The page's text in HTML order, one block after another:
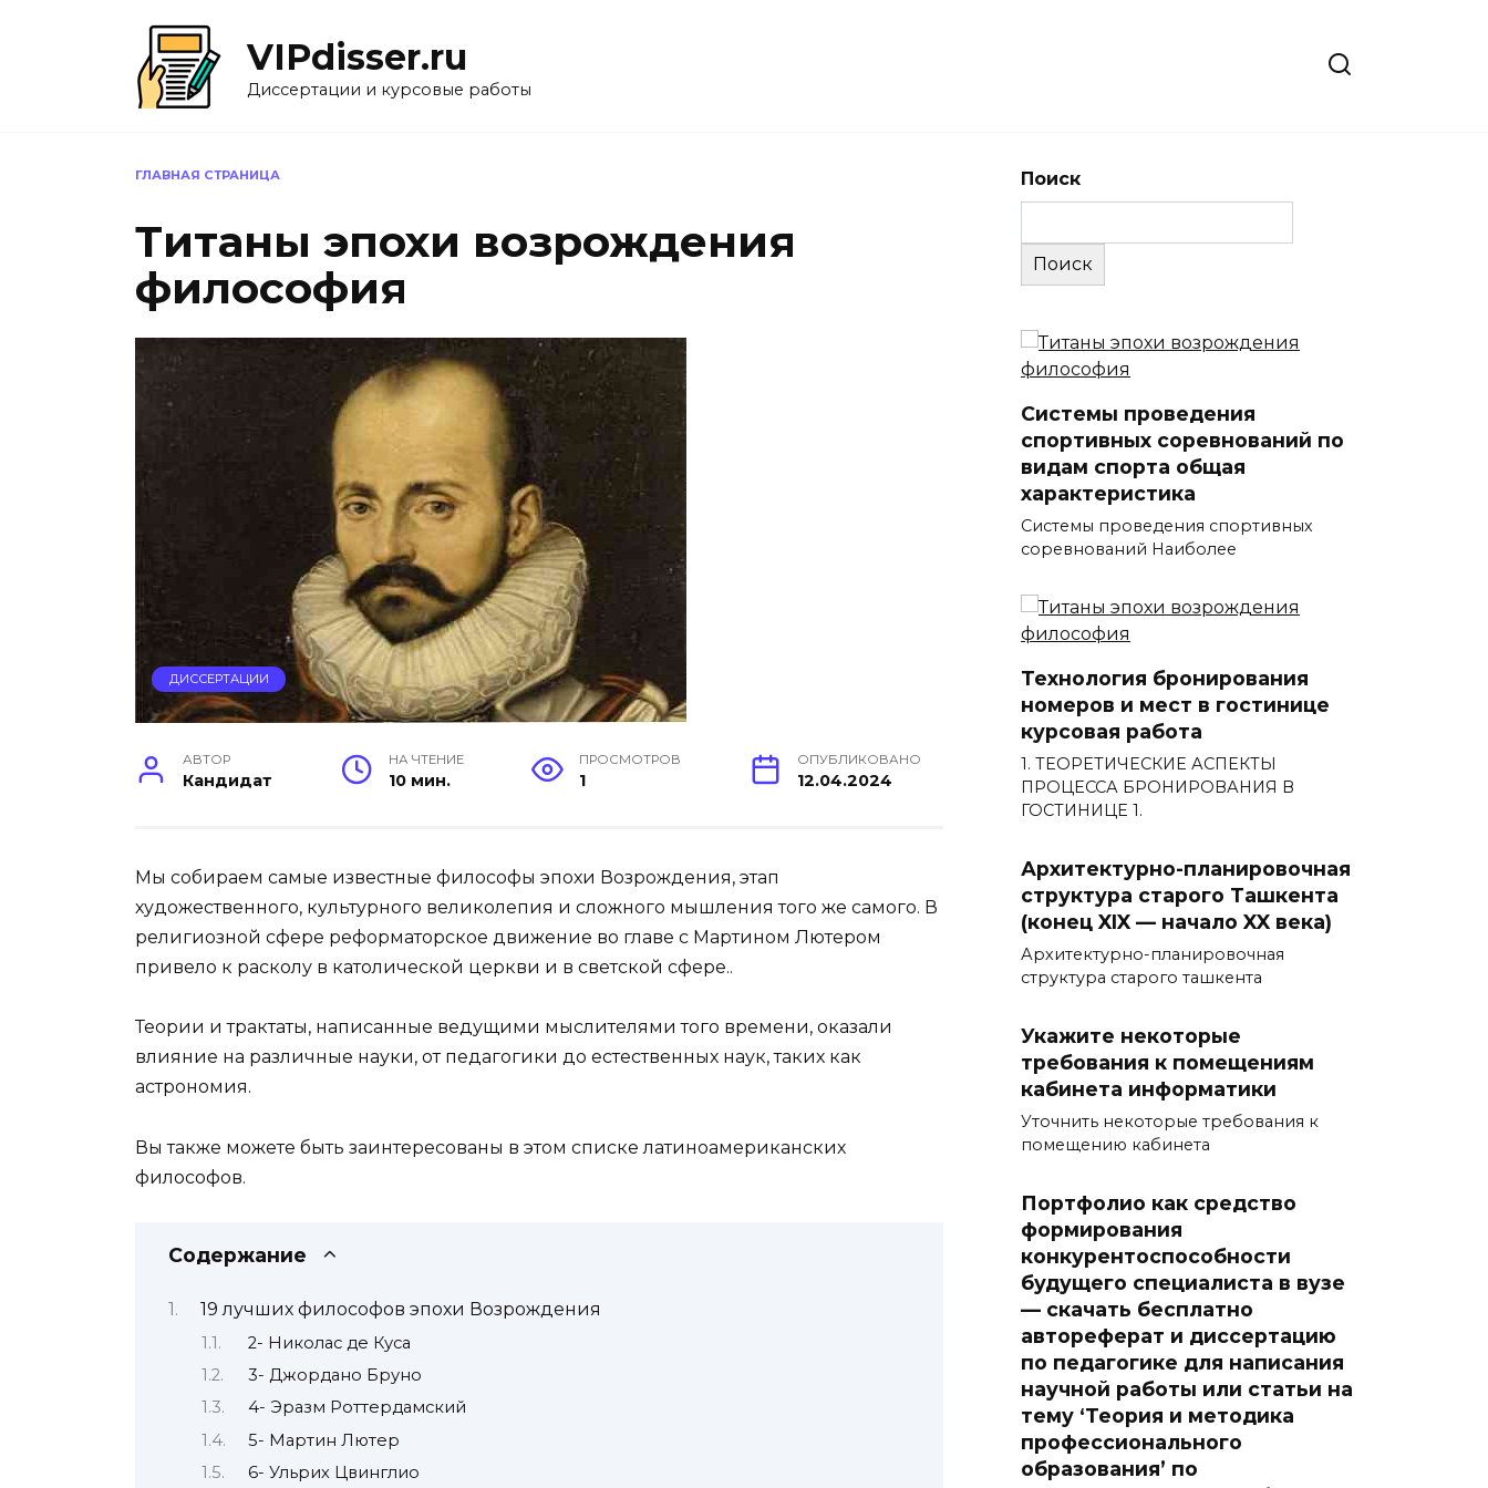
VIPdisser.ru
Диссертации и курсовые работы
ГЛАВНАЯ СТРАНИЦА
Титаны эпохи возрождения
философия
ДИССЕРТАЦИИ
АВТОР
Кандидат
НА ЧТЕНИЕ
10 мин.
ПРОСМОТРОВ
1
ОПУБЛИКОВАНО
12.04.2024
Мы собираем самые известные философы эпохи Возрождения, этап
художественного, культурного великолепия и сложного мышления того же самого. В
религиозной сфере реформаторское движение во главе с Мартином Лютером
привело к расколу в католической церкви и в светской сфере..
Теории и трактаты, написанные ведущими мыслителями того времени, оказали
влияние на различные науки, от педагогики до естественных наук, таких как
астрономия.
Вы также можете быть заинтересованы в этом списке латиноамериканских
философов.
Содержание
19 лучших философов эпохи Возрождения
2- Николас де Куса
3- Джордано Бруно
4- Эразм Роттердамский
5- Мартин Лютер
6- Ульрих Цвинглио
Поиск
Поиск
Системы проведения
спортивных соревнований по
видам спорта общая
характеристика
Системы проведения спортивных
соревнований Наиболее
Технология бронирования
номеров и мест в гостинице
курсовая работа
1. ТЕОРЕТИЧЕСКИЕ АСПЕКТЫ
ПРОЦЕССА БРОНИРОВАНИЯ В
ГОСТИНИЦЕ 1.
Архитектурно-планировочная
структура старого Ташкента
(конец XIX — начало XX века)
Архитектурно-планировочная
структура старого ташкента
Укажите некоторые
требования к помещениям
кабинета информатики
Уточнить некоторые требования к
помещению кабинета
Портфолио как средство
формирования
конкурентоспособности
будущего специалиста в вузе
— скачать бесплатно
автореферат и диссертацию
по педагогике для написания
научной работы или статьи на
тему ‘Теория и методика
профессионального
образования’ по